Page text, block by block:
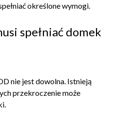
określone wymogi.
spełniać domek
nie jest dowolna. Istnieją
przekroczenie może